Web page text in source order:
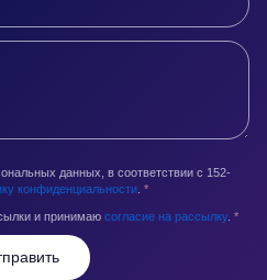
данных, в соответствии с 152-
конфиденциальности *
и принимаю согласие на рассылку. *